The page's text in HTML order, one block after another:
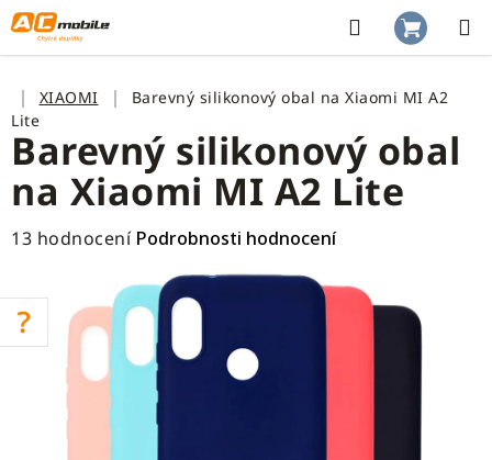
Přejít
na
obsah
Hledat
KOŠÍK
DomůXIAOMI
Barevný silikonový obal na Xiaomi MI A2
Lite
Barevný silikonový obal
na Xiaomi MI A2 Lite
Průměrné
produktu
je
4,4
hvězdiček.
13 hodnocení Podrobnosti hodnocení